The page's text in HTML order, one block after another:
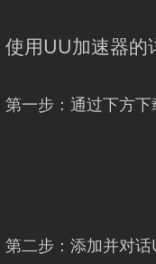
使用UU加速器的
第一步：通过下方下
第二步：添加并对话